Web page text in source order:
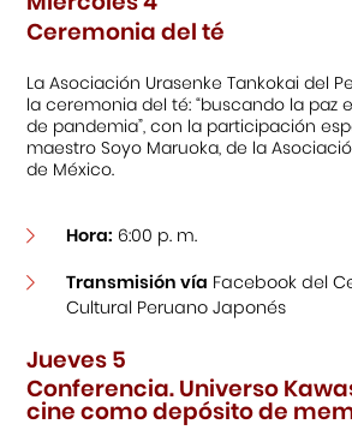
Ceremonia del té
La Asociación Urasenke Tankokai del
la ceremonia del té: “buscando la paz
de pandemia”, con la participación
maestro Soyo Maruoka, de la
de México.
Hora: 6:00 p. m.
Transmisión vía Facebook del
Cultural Peruano Japonés
Jueves 5
Conferencia. Universo
cine como depósito de